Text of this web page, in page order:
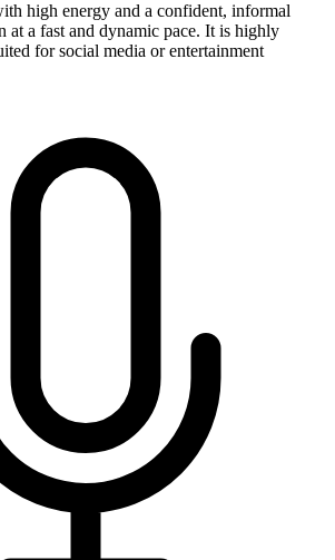
high energy and a confident, informal
at a fast and dynamic pace. It is highly
for social media or entertainment